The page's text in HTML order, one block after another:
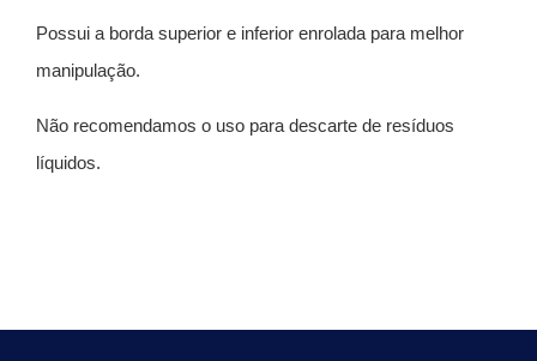
Possui a borda superior e inferior enrolada para melhor
manipulação.
Não recomendamos o uso para descarte de resíduos
líquidos.